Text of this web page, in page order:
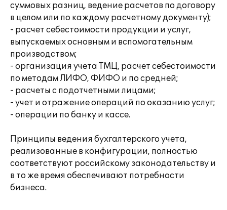
суммовых разниц, ведение расчетов по договору
в целом или по каждому расчетному документу);
- расчет себестоимости продукции и услуг,
выпускаемых основным и вспомогательным
производством;
- организация учета ТМЦ, расчет себестоимости
по методам ЛИФО, ФИФО и по средней;
- расчеты с подотчетными лицами;
- учет и отражение операций по оказанию услуг;
- операции по банку и кассе.
Принципы ведения бухгалтерского учета,
реализованные в конфигурации, полностью
соответствуют российскому законодательству и
в то же время обеспечивают потребности
бизнеса.